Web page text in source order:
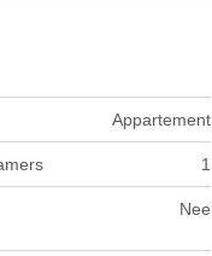
Appartement
1
Nee